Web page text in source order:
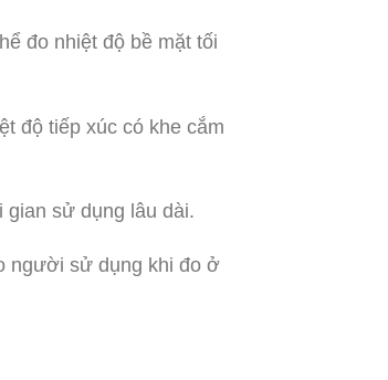
đo nhiệt độ bề mặt tối
độ tiếp xúc có khe cắm
gian sử dụng lâu dài.
người sử dụng khi đo ở